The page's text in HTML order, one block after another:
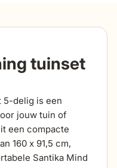
tuinset
5-delig is een
jouw tuin of
een compacte
160 x 91,5 cm,
Santika Mind